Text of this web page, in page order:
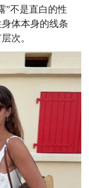
”不是直白的性
体本身的线条
次。